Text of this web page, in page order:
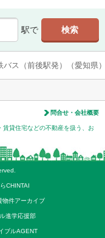
駅で
バス（前後駅発）（愛知県
問合せ・会社概要
賃貸住宅などの不動産を扱う、お
CHINTAI
物件アーカイブ
進学応援部
ブルAGENT